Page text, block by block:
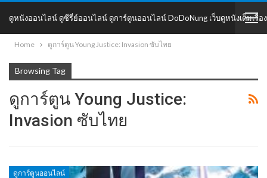
ดูหนังออนไลน์ ดูซีรี่ย์ออนไลน์ ดูการ์ตูนออนไลน์ DoDoNung เว็บดูหนังเต็มเรื่อง
DoDoNung
Home ดูการ์ตูน Young Justice: Invasion ซับไทย
Browsing Tag
ดูการ์ตูน Young Justice:
Invasion ซับไทย
ดูการ์ตูนออนไลน์